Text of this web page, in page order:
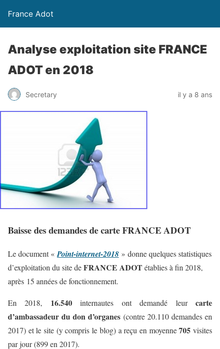
France Adot
Analyse exploitation site FRANCE
ADOT en 2018
Secretary il y a 8 ans
Baisse des demandes de carte FRANCE ADOT
Le document «Point-internet-2018 » donne quelques statistiques
d’exploitation du site deFRANCE ADOTétablies à fin 2018,
après 15 années de fonctionnement.
En 2018, 16.540internautes ont demandé leurcarte
d’ambassadeur du don d’organes (contre 20.110 demandes en
2017) et le site (y compris le blog) a reçu en moyenne705visites
par jour (899 en 2017).